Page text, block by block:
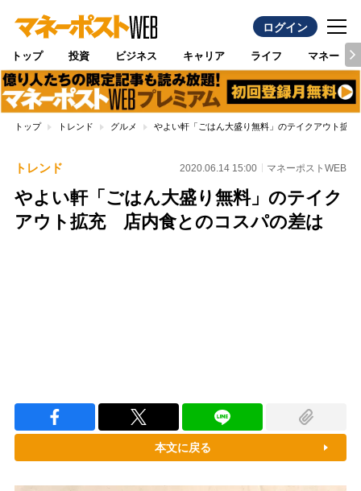
ログイン
トップ 投資 ビジネス キャリア ライフ マネー
トップ トレンド グルメ やよい軒「ごはん大盛り無料」のテイクアウト拡
トレンド 2020.06.14 15:00 マネーポストWEB
やよい軒「ごはん大盛り無料」のテイク
アウト拡充 店内食とのコスパの差は
本文に戻る